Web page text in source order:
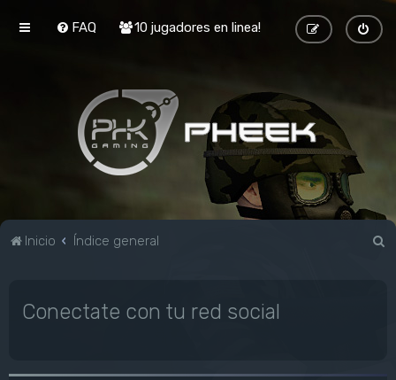
FAQ 10 jugadores en linea!
Inicio Índice general
Conectate con tu red social